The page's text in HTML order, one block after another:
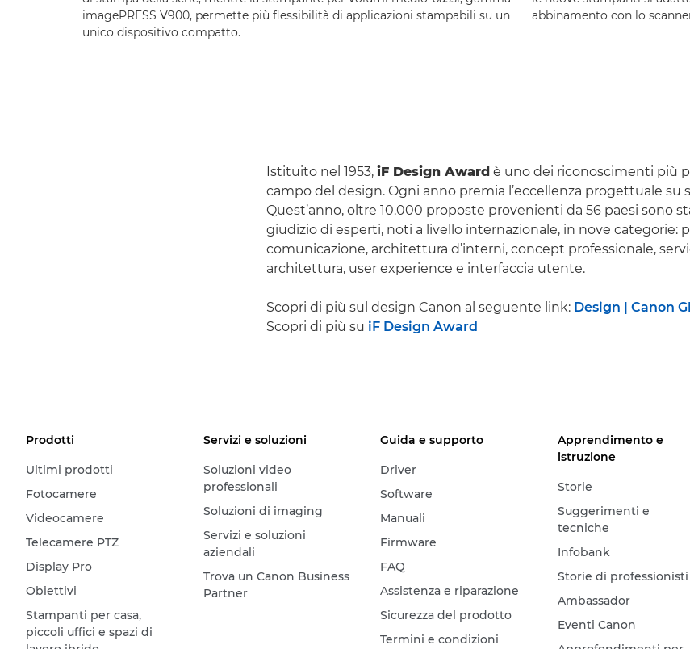
imagePRESS V900, permette più flessibilità di applicazioni stampabili su un
unico dispositivo compatto.
abbinamento con lo
Istituito nel 1953, iF Design Award è uno dei riconoscimenti più
campo del design. Ogni anno premia l’eccellenza progettuale su
Quest’anno, oltre 10.000 proposte provenienti da 56 paesi sono
giudizio di esperti, noti a livello internazionale, in nove categorie:
comunicazione, architettura d’interni, concept professionale,
architettura, user experience e interfaccia utente.
Scopri di più sul design Canon al seguente link: Design | Canon
Scopri di più su iF Design Award
Prodotti
Ultimi prodotti
Fotocamere
Videocamere
Telecamere PTZ
Display Pro
Obiettivi
Stampanti per casa,
piccoli uffici e spazi di
Servizi e soluzioni
Soluzioni video
professionali
Soluzioni di imaging
Servizi e soluzioni
aziendali
Trova un Canon Business
Partner
Guida e supporto
Driver
Software
Manuali
Firmware
FAQ
Assistenza e riparazione
Sicurezza del prodotto
Termini e condizioni
Apprendimento e
istruzione
Storie
Suggerimenti e
tecniche
Infobank
Storie di professionisti
Ambassador
Eventi Canon